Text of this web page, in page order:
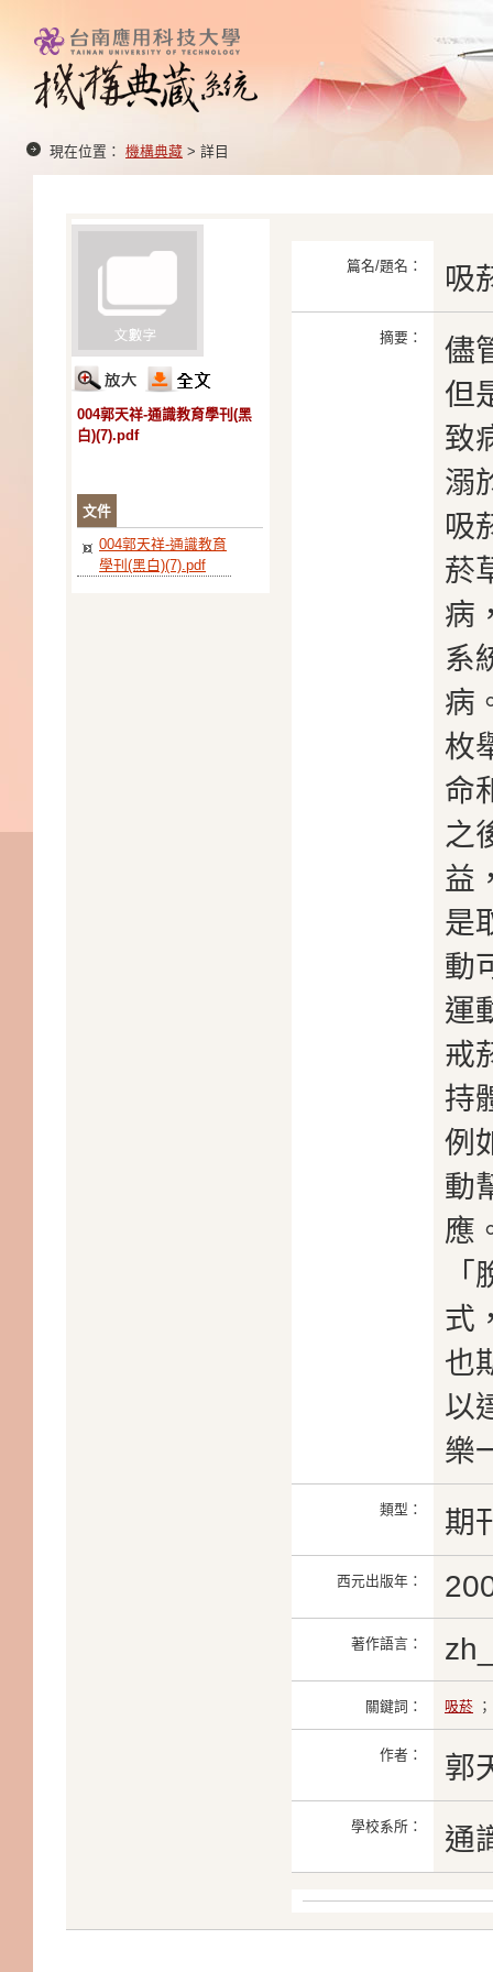
現在位置： 機構典藏 > 詳目
004郭天祥-通識教育學刊(黑
白)(7).pdf
文件
004郭天祥-通識教育
學刊(黑白)(7).pdf
篇名/題名： 吸
摘要：
儘
但
致
溺
吸
菸
病
系
病
枚
命
之
益
是
動
運
戒
持
例
動
應
式
也
以
樂
類型： 期
西元出版年：
著作語言：
關鍵詞： 吸菸
作者： 郭
學校系所： 通